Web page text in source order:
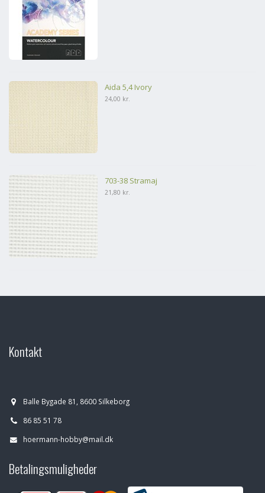
Aida 5,4 Ivory
24,00 kr.
703-38 Stramaj
21,80 kr.
Kontakt
Balle Bygade 81, 8600 Silkeborg
86 85 51 78
hoermann-hobby@mail.dk
Betalingsmuligheder